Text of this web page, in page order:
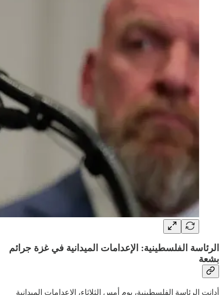
الرئاسة الفلسطينية: الإعدامات الميدانية في غزة جرائم
بشعة
أدانت الرئاسة الفلسطينية، يوم أمس الثلاثاء، الإعدامات الميدانية